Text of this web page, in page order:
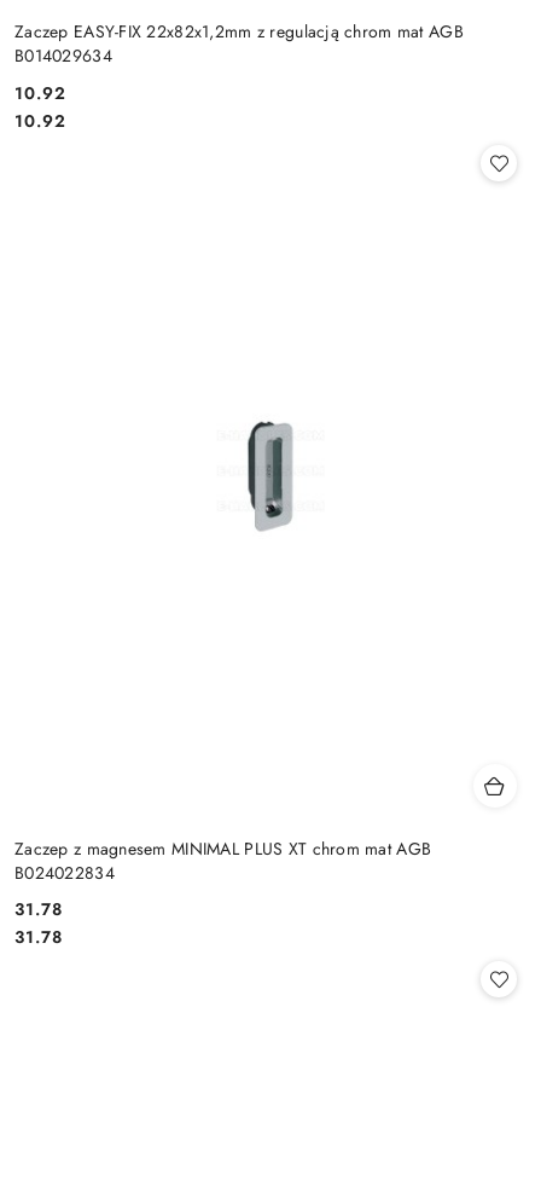
Zaczep EASY-FIX 22x82x1,2mm z regulacją chrom mat AGB
B014029634
Cena:
10.92
Cena:
10.92
Zaczep z magnesem MINIMAL PLUS XT chrom mat AGB
B024022834
Cena:
31.78
Cena:
31.78